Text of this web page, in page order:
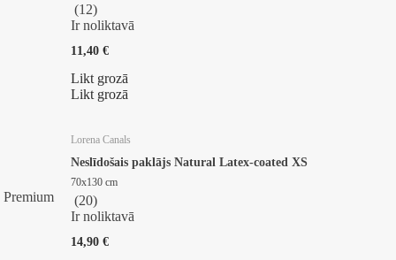
(12)
Ir noliktavā
11,40 €
Likt grozā
Likt grozā
Premium
Lorena Canals
Neslīdošais paklājs Natural Latex-coated XS
70x130 cm
(20)
Ir noliktavā
14,90 €